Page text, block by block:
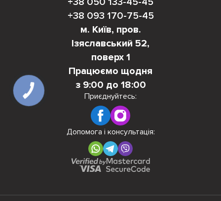
+38 093 170-75-45
м. Київ, пров.
Ізяславський 52,
поверх 1
Працюємо щодня
з 9:00 до 18:00
Приєднуйтесь:
Допомога і консультація:
КНОПКА
ЗВ'ЯЗКУ